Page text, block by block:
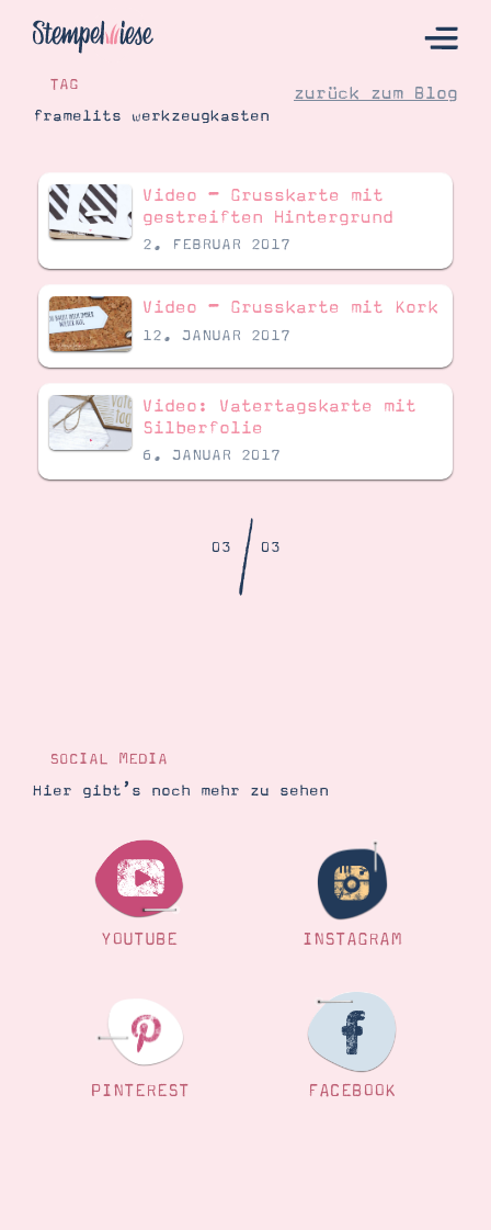
Hier Starten
Katalog
Bestellen
Angebote
Tipps & Tricks
Ordnungstipps
Impressum
TAG
framelits werkzeugkasten
zurück zum Blog
Video – Grusskarte mit
gestreiften Hintergrund
2. FEBRUAR 2017
Video – Grusskarte mit Kork
12. JANUAR 2017
Video: Vatertagskarte mit
Silberfolie
6. JANUAR 2017
03/03
SOCIAL MEDIA
Hier gibt’s noch mehr zu sehen
YOUTUBE INSTAGRAM
PINTEREST FACEBOOK